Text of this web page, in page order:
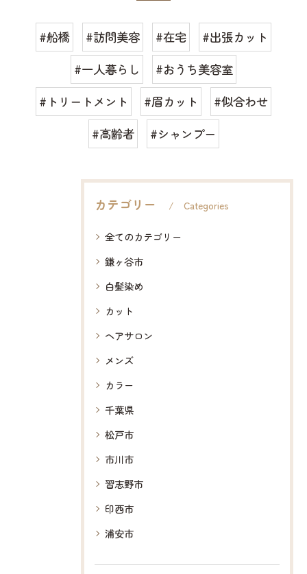
#船橋 #訪問美容 #在宅
#出張カット
#一人暮らし
#おうち美容室
#トリートメント
#眉カット
#似合わせ
#高齢者
#シャンプー
カテゴリー Categories
全てのカテゴリー
鎌ヶ谷市
白髪染め
カット
ヘアサロン
メンズ
カラー
千葉県
松戸市
市川市
習志野市
印西市
浦安市